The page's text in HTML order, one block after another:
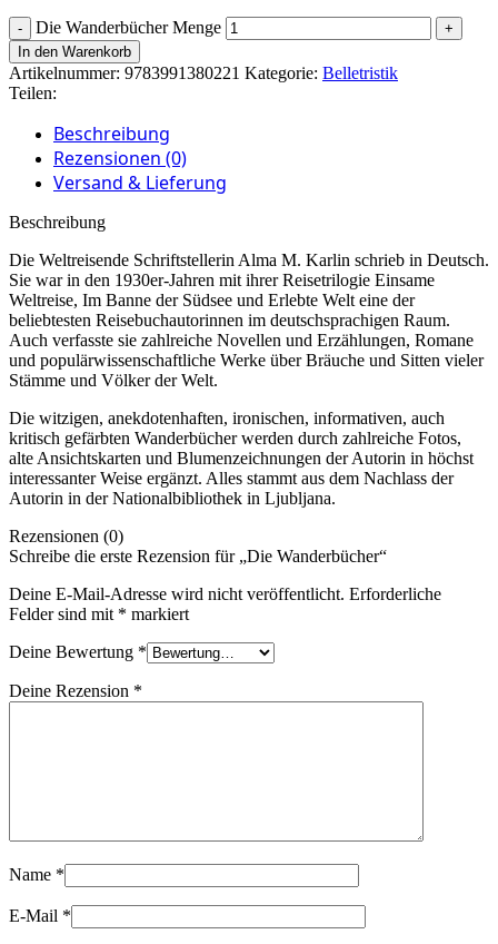
Die Wanderbücher Menge
In den Warenkorb
Artikelnummer: 9783991380221 Kategorie: Belletristik
Teilen:
Beschreibung
Rezensionen (0)
Versand & Lieferung
Beschreibung
Die Weltreisende Schriftstellerin Alma M. Karlin schrieb in Deutsch.
Sie war in den 1930er-Jahren mit ihrer Reisetrilogie Einsame
Weltreise, Im Banne der Südsee und Erlebte Welt eine der
beliebtesten Reisebuchautorinnen im deutschsprachigen Raum.
Auch verfasste sie zahlreiche Novellen und Erzählungen, Romane
und populärwissenschaftliche Werke über Bräuche und Sitten vieler
Stämme und Völker der Welt.
Die witzigen, anekdotenhaften, ironischen, informativen, auch
kritisch gefärbten Wanderbücher werden durch zahlreiche Fotos,
alte Ansichtskarten und Blumenzeichnungen der Autorin in höchst
interessanter Weise ergänzt. Alles stammt aus dem Nachlass der
Autorin in der Nationalbibliothek in Ljubljana.
Rezensionen (0)
Schreibe die erste Rezension für „Die Wanderbücher“
Deine E-Mail-Adresse wird nicht veröffentlicht. Erforderliche
Felder sind mit * markiert
Deine Bewertung *
Deine Rezension *
Name *
E-Mail *